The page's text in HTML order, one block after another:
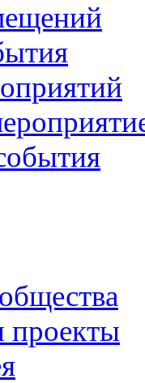
проекты